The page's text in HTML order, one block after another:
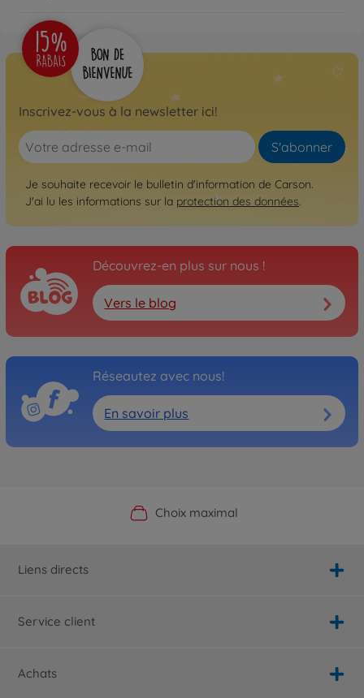
Inscrivez-vous à la newsletter ici!
S'abonner
Je souhaite recevoir le bulletin d'information de Carson.
J'ai lu les informations sur la protection des données.
Découvrez-en plus sur nous !
Vers le blog
Réseautez avec nous!
En savoir plus
Boutique officielle du fabricant
Choix maximal
Service personnalisé
Livraison rapide
Liens directs
Service client
Achats